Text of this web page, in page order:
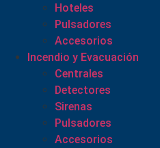
Hoteles
Pulsadores
Accesorios
Incendio y Evacuación
Centrales
Detectores
Sirenas
Pulsadores
Accesorios